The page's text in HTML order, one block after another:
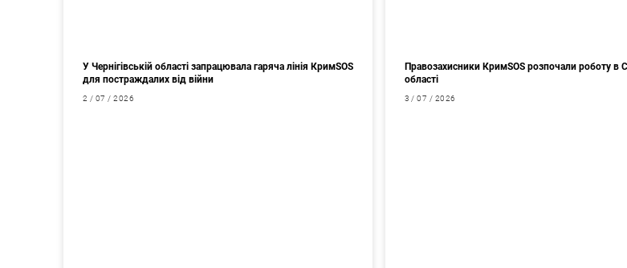
У Чернігівській області запрацювала гаряча лінія КримSOS
для постраждалих від війни
2 / 07 / 2026
Правозахисники КримSOS розпочали роботу в
області
3 / 07 / 2026